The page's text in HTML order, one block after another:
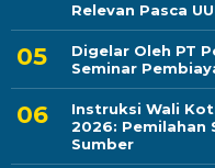
Relevan Pasca
Digelar Oleh PT
Seminar
Instruksi Wali
2026: Pemilahan
Sumber